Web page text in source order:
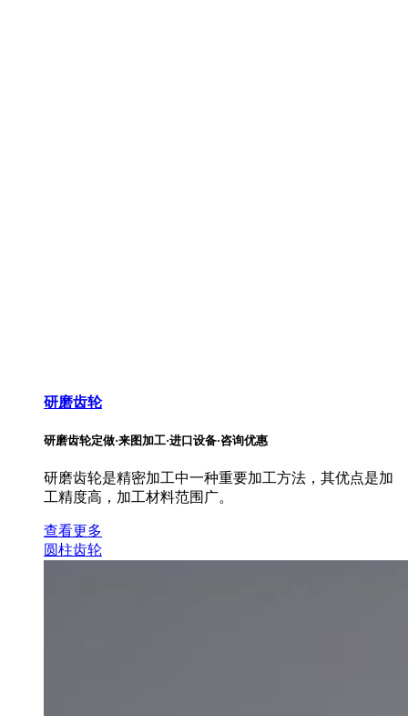
研磨齿轮
研磨齿轮定做·来图加工·进口设备·咨询优惠
研磨齿轮是精密加工中一种重要加工方法，其优点是加
工精度高，加工材料范围广。
查看更多
圆柱齿轮